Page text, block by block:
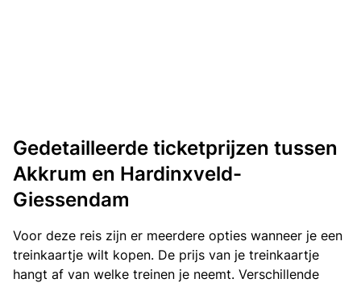
Gedetailleerde ticketprijzen tussen
Akkrum en Hardinxveld-
Giessendam
Voor deze reis zijn er meerdere opties wanneer je een
treinkaartje wilt kopen. De prijs van je treinkaartje
hangt af van welke treinen je neemt. Verschillende